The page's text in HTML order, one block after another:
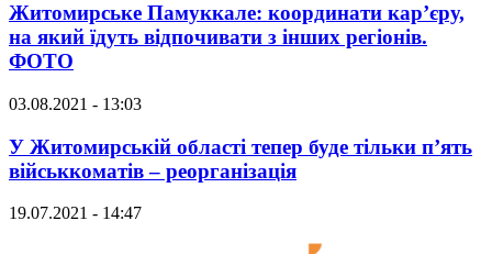
Житомирське Памуккале: координати кар’єру,
на який їдуть відпочивати з інших регіонів.
ФОТО
03.08.2021 - 13:03
У Житомирській області тепер буде тільки п’ять
військкоматів – реорганізація
19.07.2021 - 14:47